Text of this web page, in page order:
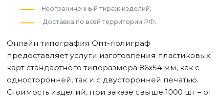
Неограниченный тираж изделий;
Доставка по всей территории РФ.
Онлайн типография Опт-полиграф
предоставляет услуги изготовления пластиковых
карт стандартного типоразмера 86х54 мм, как с
односторонней, так и с двусторонней печатью.
Стоимость изделий, при заказе свыше 1000 шт – от